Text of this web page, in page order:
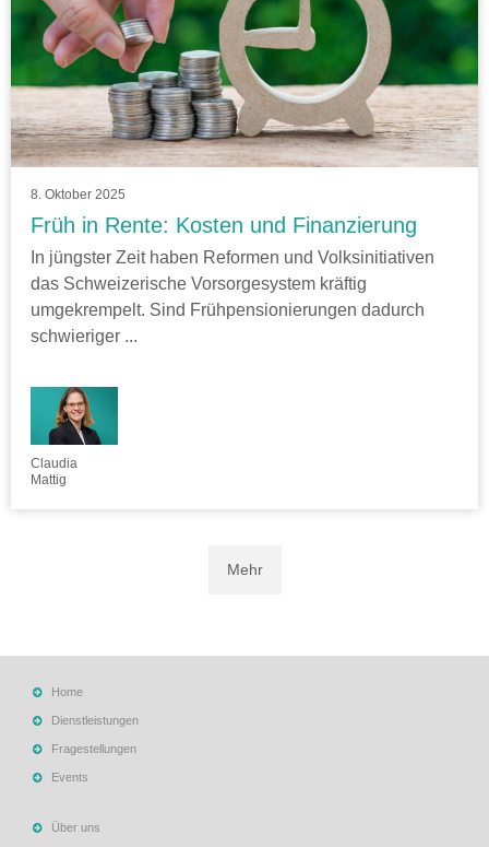
8. Oktober 2025
Früh in Rente: Kosten und Finanzierung
In jüngster Zeit haben Reformen und Volksinitiativen
das Schweizerische Vorsorgesystem kräftig
umgekrempelt. Sind Frühpensionierungen dadurch
schwieriger ...
Claudia
Mattig
Mehr
Home
Dienstleistungen
Fragestellungen
Events
Über uns